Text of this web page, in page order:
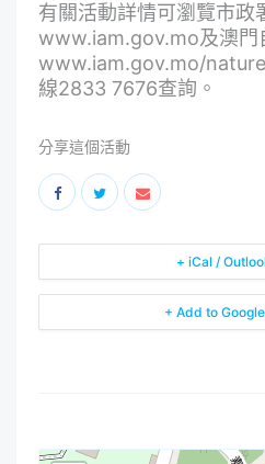
有關活動詳情可瀏覽市政
www.iam.gov.mo及澳門
www.iam.gov.mo/nature
線2833 7676查詢。
分享這個活動
+ Add to
+ iCal /